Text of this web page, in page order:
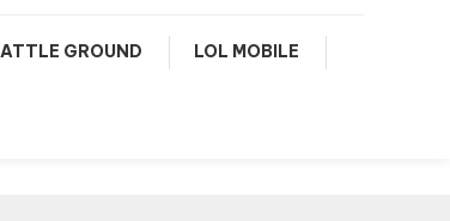
GROUND LOL MOBILE